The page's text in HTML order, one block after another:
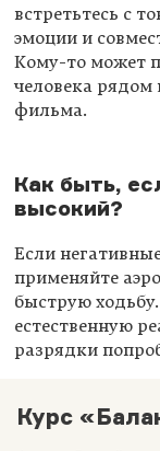
встретьтесь с
эмоции и
Кому-то может
человека
фильма.
Как быть,
высокий?
Если
применяйте
быструю
естественную
разрядки
Курс